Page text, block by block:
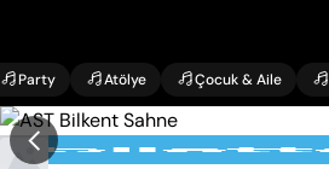
Party Atölye Çocuk & Aile
AST Bilkent Sahne